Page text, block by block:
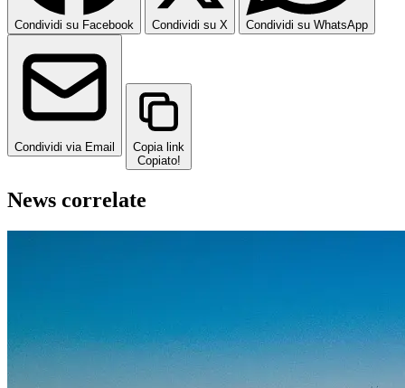
Condividi su Facebook Condividi su X Condividi su WhatsApp
Condividi via Email
Copia link
Copiato!
News correlate